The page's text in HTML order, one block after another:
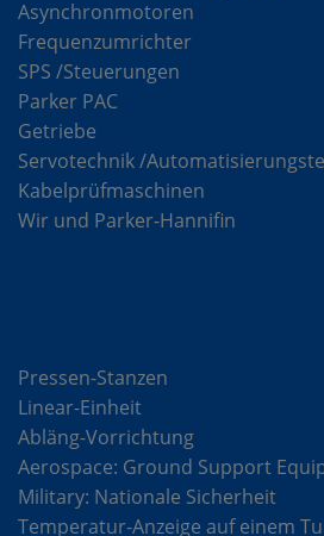
Asynchronmotoren
Frequenzumrichter
SPS /Steuerungen
Parker PAC
Getriebe
Servotechnik /
Kabelprüfmaschinen
Wir und Parker-Hannifin
Pressen-Stanzen
Linear-Einheit
Abläng-Vorrichtung
Aerospace: Ground Support
Military: Nationale Sicherheit
Temperatur-Anzeige auf einem